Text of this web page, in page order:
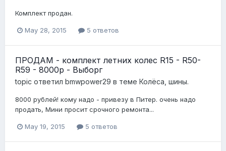
Комплект продан.
May 28, 2015 5 ответов
ПРОДАМ - комплект летних колес R15 - R50-
R59 - 8000р - Выборг
topic ответил bmwpower29 в теме Колёса, шины.
8000 рублей! кому надо - привезу в Питер. очень надо
продать, Мини просит срочного ремонта...
May 19, 2015 5 ответов